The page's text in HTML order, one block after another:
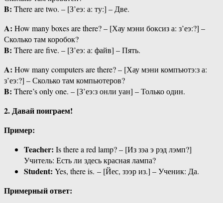
B: There are two. – [З’еэ: а: ту:] – Две.
A: How many boxes are there? – [Хау мэни боксиз а: з’еэ:?] –
Сколько там коробок?
B: There are five. – [З’еэ: а: файв] – Пять.
A: How many computers are there? – [Хау мэни компъютэ:з а:
з’еэ:?] – Сколько там компьютеров?
B: There’s only one. – [З’еэ:з онли уан] – Только один.
2. Давай поиграем!
Пример:
Teacher: Is there a red lamp? – [Из зэа э рэд лэмп?]
Учитель: Есть ли здесь красная лампа?
Student: Yes, there is. – [Йес, зээр из.] – Ученик: Да.
Примерный ответ: